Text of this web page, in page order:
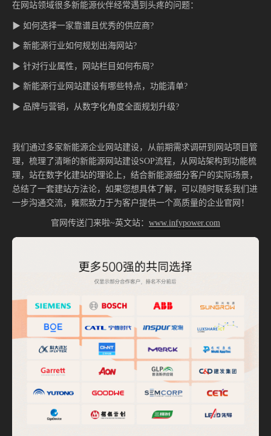
在网站领域很多新能源伙伴经常遇到头疼的问题：
▶ 如何选择一家靠谱且优秀的供应商?
▶ 新能源行业如何规划出海网站?
▶ 针对行业属性，网站栏目如何布局?
▶ 新能源行业网站建设有哪些特点，功能清单?
▶ 品牌与营销，从数字化角度全面规划升级?
我们通过多家新能源企业网站建设，从前期需求调研到网站项目管
理，梳理了清晰的新能源网站建设SOP流程，从网站架构到功能梳
理，站在数字化建站的理论上，结合新能源细分客户的实际场景，
总结了一套建站方法论，如果您想具体了解，可以随时联系我们进
一步沟通交流，雍熙致力于为客户提供一个高质量的企业官网！
官网传送门来啦~英文站： www.infypower.com